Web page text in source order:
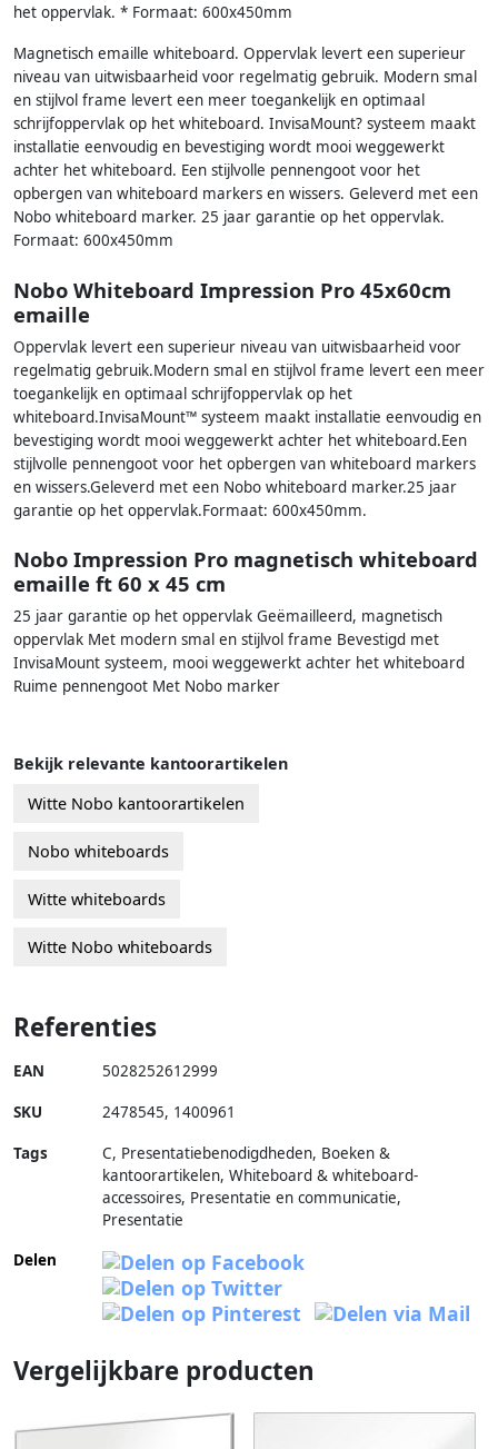
het oppervlak. * Formaat: 600x450mm
Magnetisch emaille whiteboard. Oppervlak levert een superieur
niveau van uitwisbaarheid voor regelmatig gebruik. Modern smal
en stijlvol frame levert een meer toegankelijk en optimaal
schrijfoppervlak op het whiteboard. InvisaMount? systeem maakt
installatie eenvoudig en bevestiging wordt mooi weggewerkt
achter het whiteboard. Een stijlvolle pennengoot voor het
opbergen van whiteboard markers en wissers. Geleverd met een
Nobo whiteboard marker. 25 jaar garantie op het oppervlak.
Formaat: 600x450mm
Nobo Whiteboard Impression Pro 45x60cm
emaille
Oppervlak levert een superieur niveau van uitwisbaarheid voor
regelmatig gebruik.Modern smal en stijlvol frame levert een meer
toegankelijk en optimaal schrijfoppervlak op het
whiteboard.InvisaMount™ systeem maakt installatie eenvoudig en
bevestiging wordt mooi weggewerkt achter het whiteboard.Een
stijlvolle pennengoot voor het opbergen van whiteboard markers
en wissers.Geleverd met een Nobo whiteboard marker.25 jaar
garantie op het oppervlak.Formaat: 600x450mm.
Nobo Impression Pro magnetisch whiteboard
emaille ft 60 x 45 cm
25 jaar garantie op het oppervlak Geëmailleerd, magnetisch
oppervlak Met modern smal en stijlvol frame Bevestigd met
InvisaMount systeem, mooi weggewerkt achter het whiteboard
Ruime pennengoot Met Nobo marker
Bekijk relevante kantoorartikelen
Witte Nobo kantoorartikelen
Nobo whiteboards
Witte whiteboards
Witte Nobo whiteboards
Referenties
EAN 5028252612999
SKU 2478545, 1400961
Tags
C, Presentatiebenodigdheden, Boeken &
kantoorartikelen, Whiteboard & whiteboard-
accessoires, Presentatie en communicatie,
Presentatie
Delen
Vergelijkbare producten